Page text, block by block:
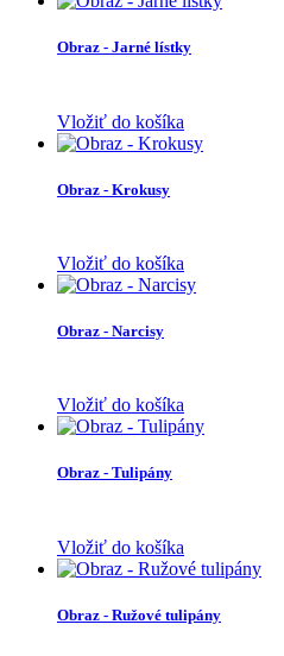
Obraz - Jarné lístky
Vložiť do košíka
Obraz - Krokusy
Vložiť do košíka
Obraz - Narcisy
Vložiť do košíka
Obraz - Tulipány
Vložiť do košíka
Obraz - Ružové tulipány